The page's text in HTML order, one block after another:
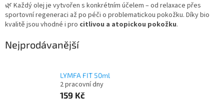
🌿 Každý olej je vytvořen s konkrétním účelem – od relaxace přes
sportovní regeneraci až po péči o problematickou pokožku. Díky bio
kvalitě jsou vhodné i pro citlivou a atopickou pokožku.
Nejprodávanější
LYMFA FIT 50ml
2 pracovní dny
159 Kč